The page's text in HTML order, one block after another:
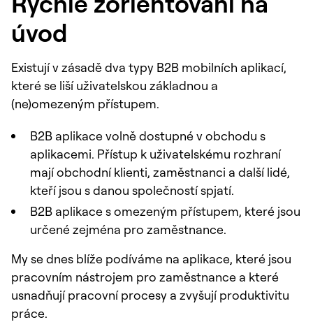
úvod
Existují v zásadě dva typy B2B mobilních aplikací,
které se liší uživatelskou základnou a
(ne)omezeným přístupem.
B2B aplikace volně dostupné v obchodu s
aplikacemi. Přístup k uživatelskému rozhraní
mají obchodní klienti, zaměstnanci a další lidé,
kteří jsou s danou společností spjatí.
B2B aplikace s omezeným přístupem, které jsou
určené zejména pro zaměstnance.
My se dnes blíže podíváme na aplikace, které jsou
pracovním nástrojem pro zaměstnance a které
usnadňují pracovní procesy a zvyšují produktivitu
práce.